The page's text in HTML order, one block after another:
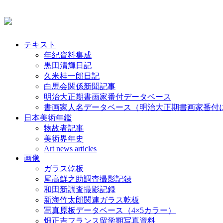
テキスト
年紀資料集成
黒田清輝日記
久米桂一郎日記
白馬会関係新聞記事
明治大正期書画家番付データベース
書画家人名データベース（明治大正期書画家番付
日本美術年鑑
物故者記事
美術界年史
Art news articles
画像
ガラス乾板
尾高鮮之助調査撮影記録
和田新調査撮影記録
新海竹太郎関連ガラス乾板
写真原板データベース（4×5カラー）
畑正吉フランス留学期写真資料